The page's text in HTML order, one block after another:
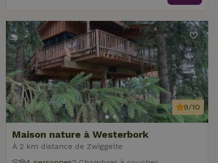
Maison nature à Westerbork
À 2 km distance de Zwiggelte
9/10